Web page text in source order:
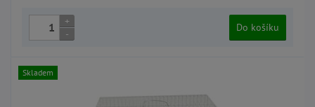
+
-
Do košíku
Skladem